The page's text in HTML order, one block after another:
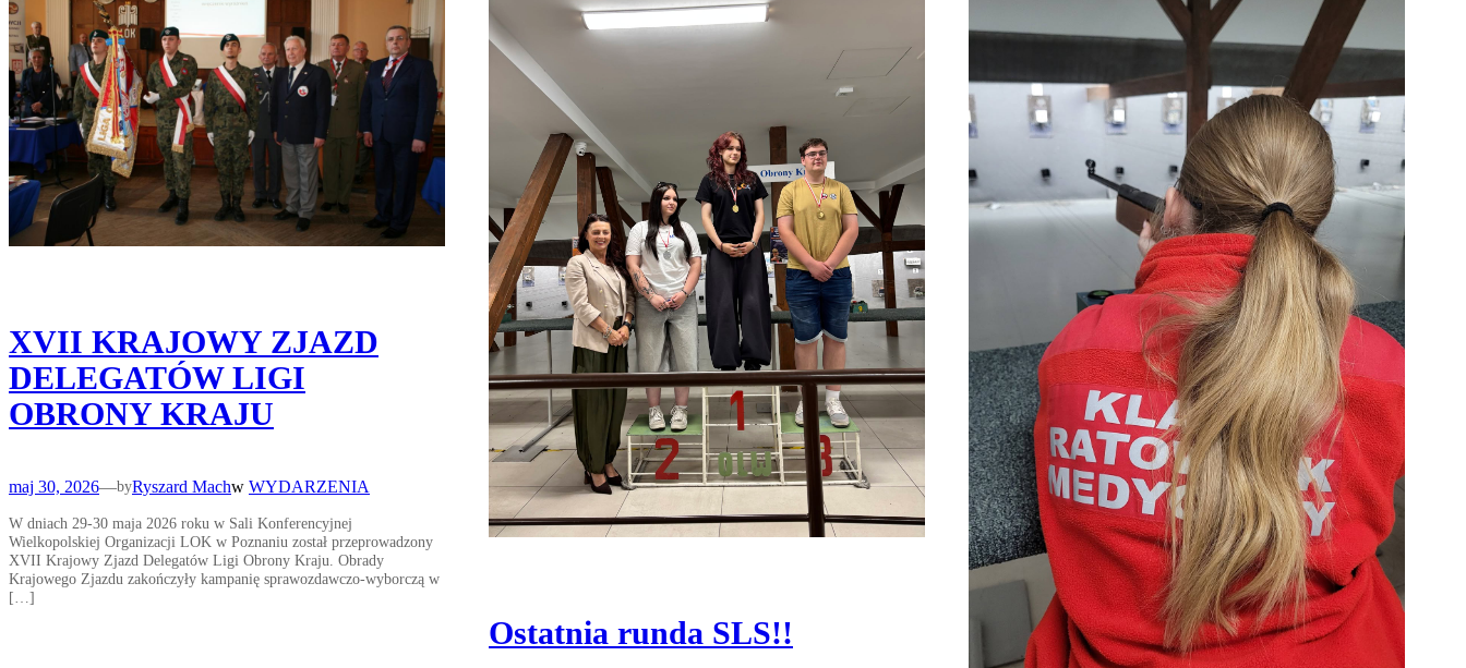
XVII KRAJOWY ZJAZD
DELEGATÓW LIGI
OBRONY KRAJU
maj 30, 2026—byRyszard Machw WYDARZENIA
W dniach 29-30 maja 2026 roku w Sali Konferencyjnej
Wielkopolskiej Organizacji LOK w Poznaniu został przeprowadzony
XVII Krajowy Zjazd Delegatów Ligi Obrony Kraju. Obrady
Krajowego Zjazdu zakończyły kampanię sprawozdawczo-wyborczą w
[…]
Ostatnia runda SLS!!